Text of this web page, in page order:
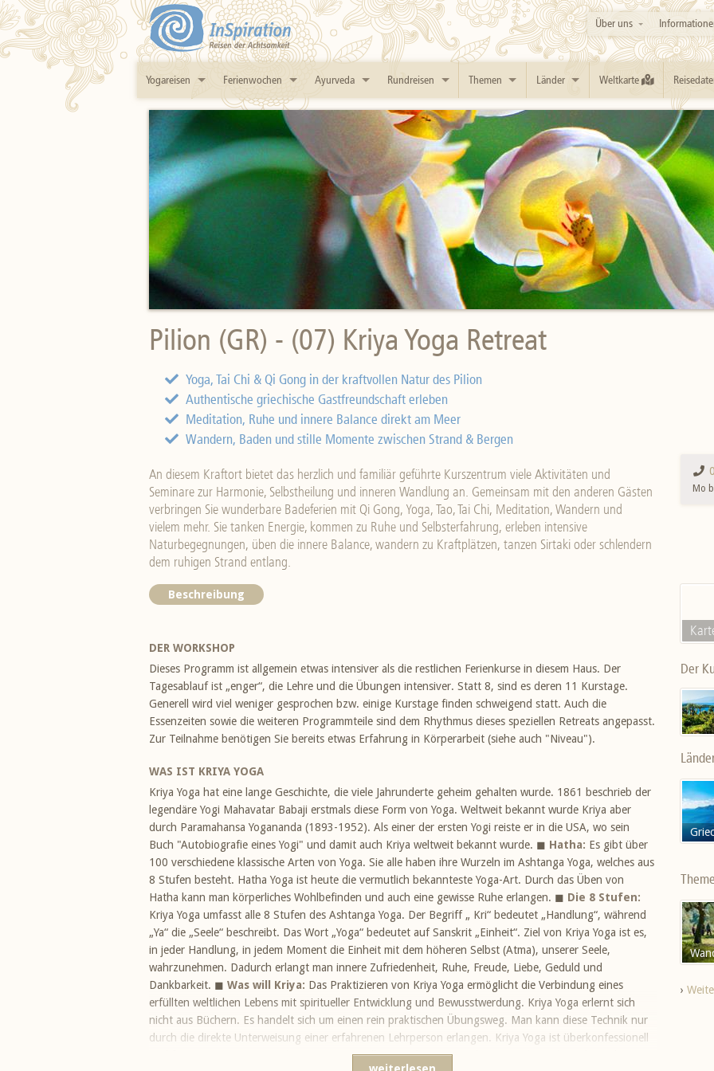
Über uns
Yogareisen Ferienwochen Ayurveda Rundreisen Themen Länder Weltkarte
Pilion (GR) - (07) Kriya Yoga Retreat
Yoga, Tai Chi & Qi Gong in der kraftvollen Natur des Pilion
Authentische griechische Gastfreundschaft erleben
Meditation, Ruhe und innere Balance direkt am Meer
Wandern, Baden und stille Momente zwischen Strand & Bergen
An diesem Kraftort bietet das herzlich und familiär geführte Kurszentrum viele Aktivitäten und
Seminare zur Harmonie, Selbstheilung und inneren Wandlung an. Gemeinsam mit den anderen Gästen
verbringen Sie wunderbare Badeferien mit Qi Gong, Yoga, Tao, Tai Chi, Meditation, Wandern und
vielem mehr. Sie tanken Energie, kommen zu Ruhe und Selbsterfahrung, erleben intensive
Naturbegegnungen, üben die innere Balance, wandern zu Kraftplätzen, tanzen Sirtaki oder schlendern
dem ruhigen Strand entlang.
Mo
Beschreibung
DER WORKSHOP
Dieses Programm ist allgemein etwas intensiver als die restlichen Ferienkurse in diesem Haus. Der
Tagesablauf ist „enger“, die Lehre und die Übungen intensiver. Statt 8, sind es deren 11 Kurstage.
Generell wird viel weniger gesprochen bzw. einige Kurstage finden schweigend statt. Auch die
Essenzeiten sowie die weiteren Programmteile sind dem Rhythmus dieses speziellen Retreats angepasst.
Zur Teilnahme benötigen Sie bereits etwas Erfahrung in Körperarbeit (siehe auch "Niveau").
WAS IST KRIYA YOGA
Kriya Yoga hat eine lange Geschichte, die viele Jahrunderte geheim gehalten wurde. 1861 beschrieb der
legendäre Yogi Mahavatar Babaji erstmals diese Form von Yoga. Weltweit bekannt wurde Kriya aber
durch Paramahansa Yogananda (1893-1952). Als einer der ersten Yogi reiste er in die USA, wo sein
Buch "Autobiografie eines Yogi" und damit auch Kriya weltweit bekannt wurde. ◼ Hatha: Es gibt über
100 verschiedene klassische Arten von Yoga. Sie alle haben ihre Wurzeln im Ashtanga Yoga, welches aus
8 Stufen besteht. Hatha Yoga ist heute die vermutlich bekannteste Yoga-Art. Durch das Üben von
Hatha kann man körperliches Wohlbefinden und auch eine gewisse Ruhe erlangen. ◼ Die 8 Stufen:
Kriya Yoga umfasst alle 8 Stufen des Ashtanga Yoga. Der Begriff „ Kri“ bedeutet „Handlung“, während
„Ya“ die „Seele“ beschreibt. Das Wort „Yoga“ bedeutet auf Sanskrit „Einheit“. Ziel von Kriya Yoga ist es,
in jeder Handlung, in jedem Moment die Einheit mit dem höheren Selbst (Atma), unserer Seele,
wahrzunehmen. Dadurch erlangt man innere Zufriedenheit, Ruhe, Freude, Liebe, Geduld und
Dankbarkeit. ◼ Was will Kriya: Das Praktizieren von Kriya Yoga ermöglicht die Verbindung eines
erfüllten weltlichen Lebens mit spiritueller Entwicklung und Bewusstwerdung. Kriya Yoga erlernt sich
nicht aus Büchern. Es handelt sich um einen rein praktischen Übungsweg. Man kann diese Technik nur
durch die direkte Unterweisung einer erfahrenen Lehrperson erlangen. Kriya Yoga ist überkonfessionell
und frei von Fanatismus und Dogmatismus. Alle Menschen, ungeachtet von Alter oder Religion können
Der
›